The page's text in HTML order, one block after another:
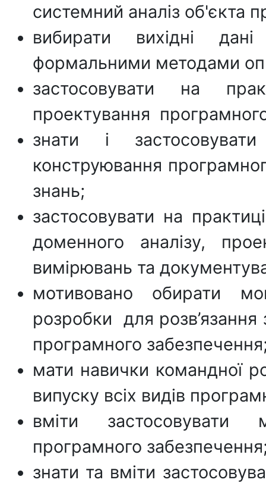
системний аналіз об'єкта
вибирати вихідні
формальними методами
застосовувати на
проектування
знати і
конструювання
знань;
застосовувати на
доменного аналізу,
вимірювань та
мотивовано обирати
розробки для
програмного
мати навички командної
випуску всіх видів
вміти застосовувати
програмного
знати та вміти